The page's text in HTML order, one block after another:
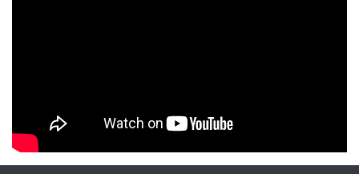
NYXmag 2. Yaş Kutlama Etkinliği